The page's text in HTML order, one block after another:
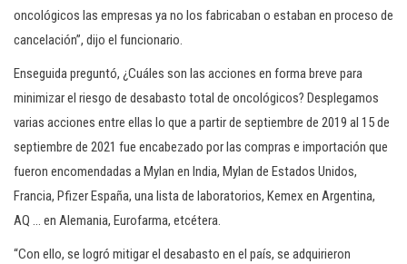
oncológicos las empresas ya no los fabricaban o estaban en proceso de
cancelación”, dijo el funcionario.
Enseguida preguntó, ¿Cuáles son las acciones en forma breve para
minimizar el riesgo de desabasto total de oncológicos? Desplegamos
varias acciones entre ellas lo que a partir de septiembre de 2019 al 15 de
septiembre de 2021 fue encabezado por las compras e importación que
fueron encomendadas a Mylan en India, Mylan de Estados Unidos,
Francia, Pfizer España, una lista de laboratorios, Kemex en Argentina,
AQ … en Alemania, Eurofarma, etcétera.
“Con ello, se logró mitigar el desabasto en el país, se adquirieron